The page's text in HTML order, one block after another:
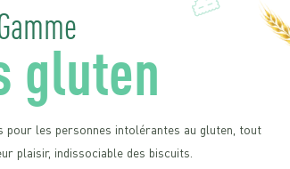
gluten
pour les personnes intolérantes au gluten, tout
plaisir, indissociable des biscuits.